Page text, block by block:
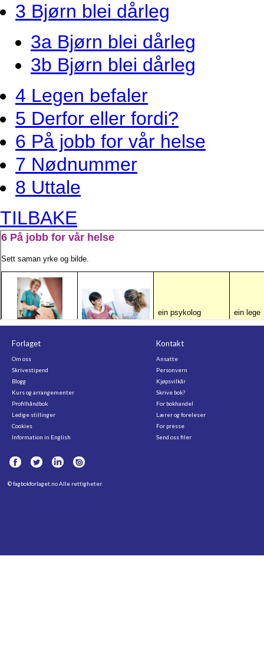
3 Bjørn blei dårleg
3a Bjørn blei dårleg
3b Bjørn blei dårleg
4 Legen befaler
5 Derfor eller fordi?
6 På jobb for vår helse
7 Nødnummer
8 Uttale
TILBAKE
Forlaget
Om oss
Skrivestipend
Blogg
Kurs og arrangementer
Profilhåndbok
Ledige stillinger
Cookies
Information in English
Kontakt
Ansatte
Personvern
Kjøpsvilkår
Skrive bok?
For bokhandel
Lærer og foreleser
For presse
Send oss filer
©fagbokforlaget.noAlle rettigheter.